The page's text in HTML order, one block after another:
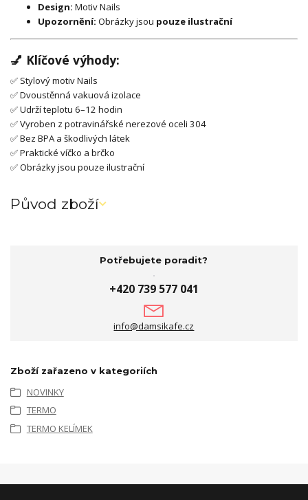
Design: Motiv Nails
Upozornění: Obrázky jsou pouze ilustrační
💅 Klíčové výhody:
✅ Stylový motiv Nails
✅ Dvoustěnná vakuová izolace
✅ Udrží teplotu 6–12 hodin
✅ Vyroben z potravinářské nerezové oceli 304
✅ Bez BPA a škodlivých látek
✅ Praktické víčko a brčko
✅ Obrázky jsou pouze ilustrační
Původ zboží
Potřebujete poradit?
+420 739 577 041
info@damsikafe.cz
Zboží zařazeno v kategoriích
NOVINKY
TERMO
TERMO KELÍMEK